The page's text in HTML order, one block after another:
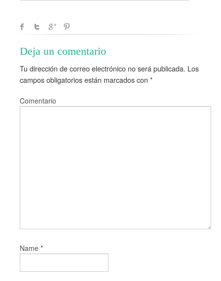
Deja un comentario
Tu dirección de correo electrónico no será publicada. Los
campos obligatorios están marcados con *
Comentario
Name *